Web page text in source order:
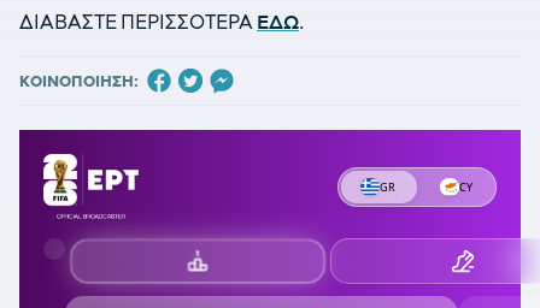
ΔΙΑΒΑΣΤΕ ΠΕΡΙΣΣΟΤΕΡΑ ΕΔΩ.
ΚΟΙΝΟΠΟΙΗΣΗ: